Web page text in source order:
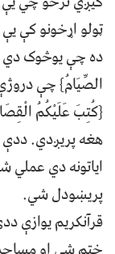
ټولو اړخونو کې
ده چې يوڅوک دي
الصِّيَامُ} چې
{كُتِبَ عَلَيْكُمُ
هغه پريږدي.
ایاتونه دي عملي
پريښودل شي.
قرآنکريم يوازې